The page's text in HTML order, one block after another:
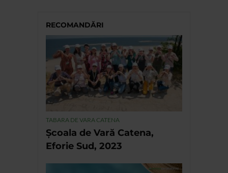
RECOMANDĂRI
TABARA DE VARA CATENA
Școala de Vară Catena,
Eforie Sud, 2023